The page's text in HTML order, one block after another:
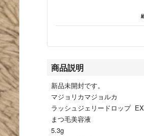
商品説明
新品未開封です。
マジョリカマジョルカ
ラッシュジェリードロップ
まつ毛美容液
5.3g